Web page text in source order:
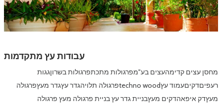
עבודות עץ מתקדמות
מחסן עצים קדימהעצים בע"מפרגולות מתכתפרגולות בשרוןגגות
רעפיםדקיםעמוד עץtechno woodפרגולה תלויהגדר עץגדר מעץפרגולה
מעץדק איפאהדקים מעץבניית גדר עץ בניית פרגולה מעץ פרגולה